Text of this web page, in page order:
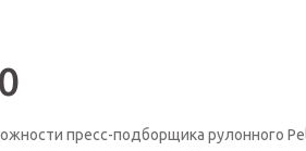
пресс-подборщика рулонного